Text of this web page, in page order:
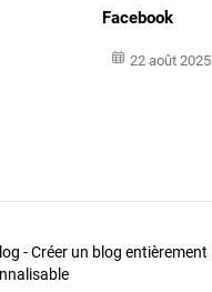
Facebook
22 août 2025
- Créer un blog entièrement